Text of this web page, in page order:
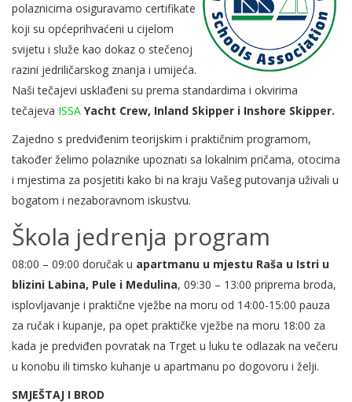
polaznicima osiguravamo certifikate
koji su općeprihvaćeni u cijelom
svijetu i služe kao dokaz o stečenoj
razini jedriličarskog znanja i umijeća.
Naši tečajevi usklađeni su prema standardima i okvirima
tečajeva ISSA Yacht Crew, Inland Skipper i Inshore Skipper.
Zajedno s predviđenim teorijskim i praktičnim programom,
također želimo polaznike upoznati sa lokalnim pričama, otocima
i mjestima za posjetiti kako bi na kraju Vašeg putovanja uživali u
bogatom i nezaboravnom iskustvu.
Škola jedrenja program
08:00 – 09:00 doručak u apartmanu u mjestu Raša u Istri u
blizini Labina, Pule i Medulina, 09:30 – 13:00 priprema broda,
isplovljavanje i praktične vježbe na moru od 14:00-15:00 pauza
za ručak i kupanje, pa opet praktičke vježbe na moru 18:00 za
kada je predviđen povratak na Trget u luku te odlazak na večeru
u konobu ili timsko kuhanje u apartmanu po dogovoru i želji.
SMJEŠTAJ I BROD